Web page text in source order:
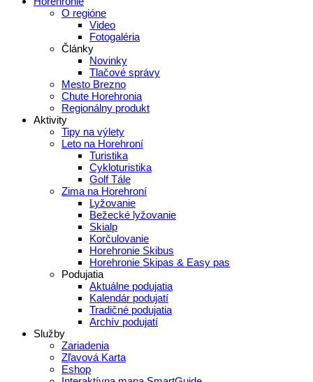
O regióne
Video
Fotogaléria
Články
Novinky
Tlačové správy
Mesto Brezno
Chute Horehronia
Regionálny produkt
Aktivity
Tipy na výlety
Leto na Horehroní
Turistika
Cykloturistika
Golf Tále
Zima na Horehroní
Lyžovanie
Bežecké lyžovanie
Skialp
Korčulovanie
Horehronie Skibus
Horehronie Skipas & Easy pas
Podujatia
Aktuálne podujatia
Kalendár podujatí
Tradičné podujatia
Archív podujatí
Služby
Zariadenia
Zľavová Karta
Eshop